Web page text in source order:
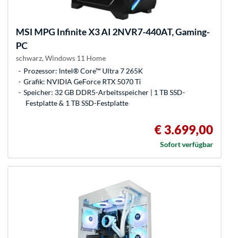
MSI MPG Infinite X3 AI 2NVR7-440AT, Gaming-
PC
schwarz, Windows 11 Home
Prozessor: Intel® Core™ Ultra 7 265K
Grafik: NVIDIA GeForce RTX 5070 Ti
Speicher: 32 GB DDR5-Arbeitsspeicher | 1 TB SSD-
Festplatte & 1 TB SSD-Festplatte
€ 3.699,00
Sofort verfügbar